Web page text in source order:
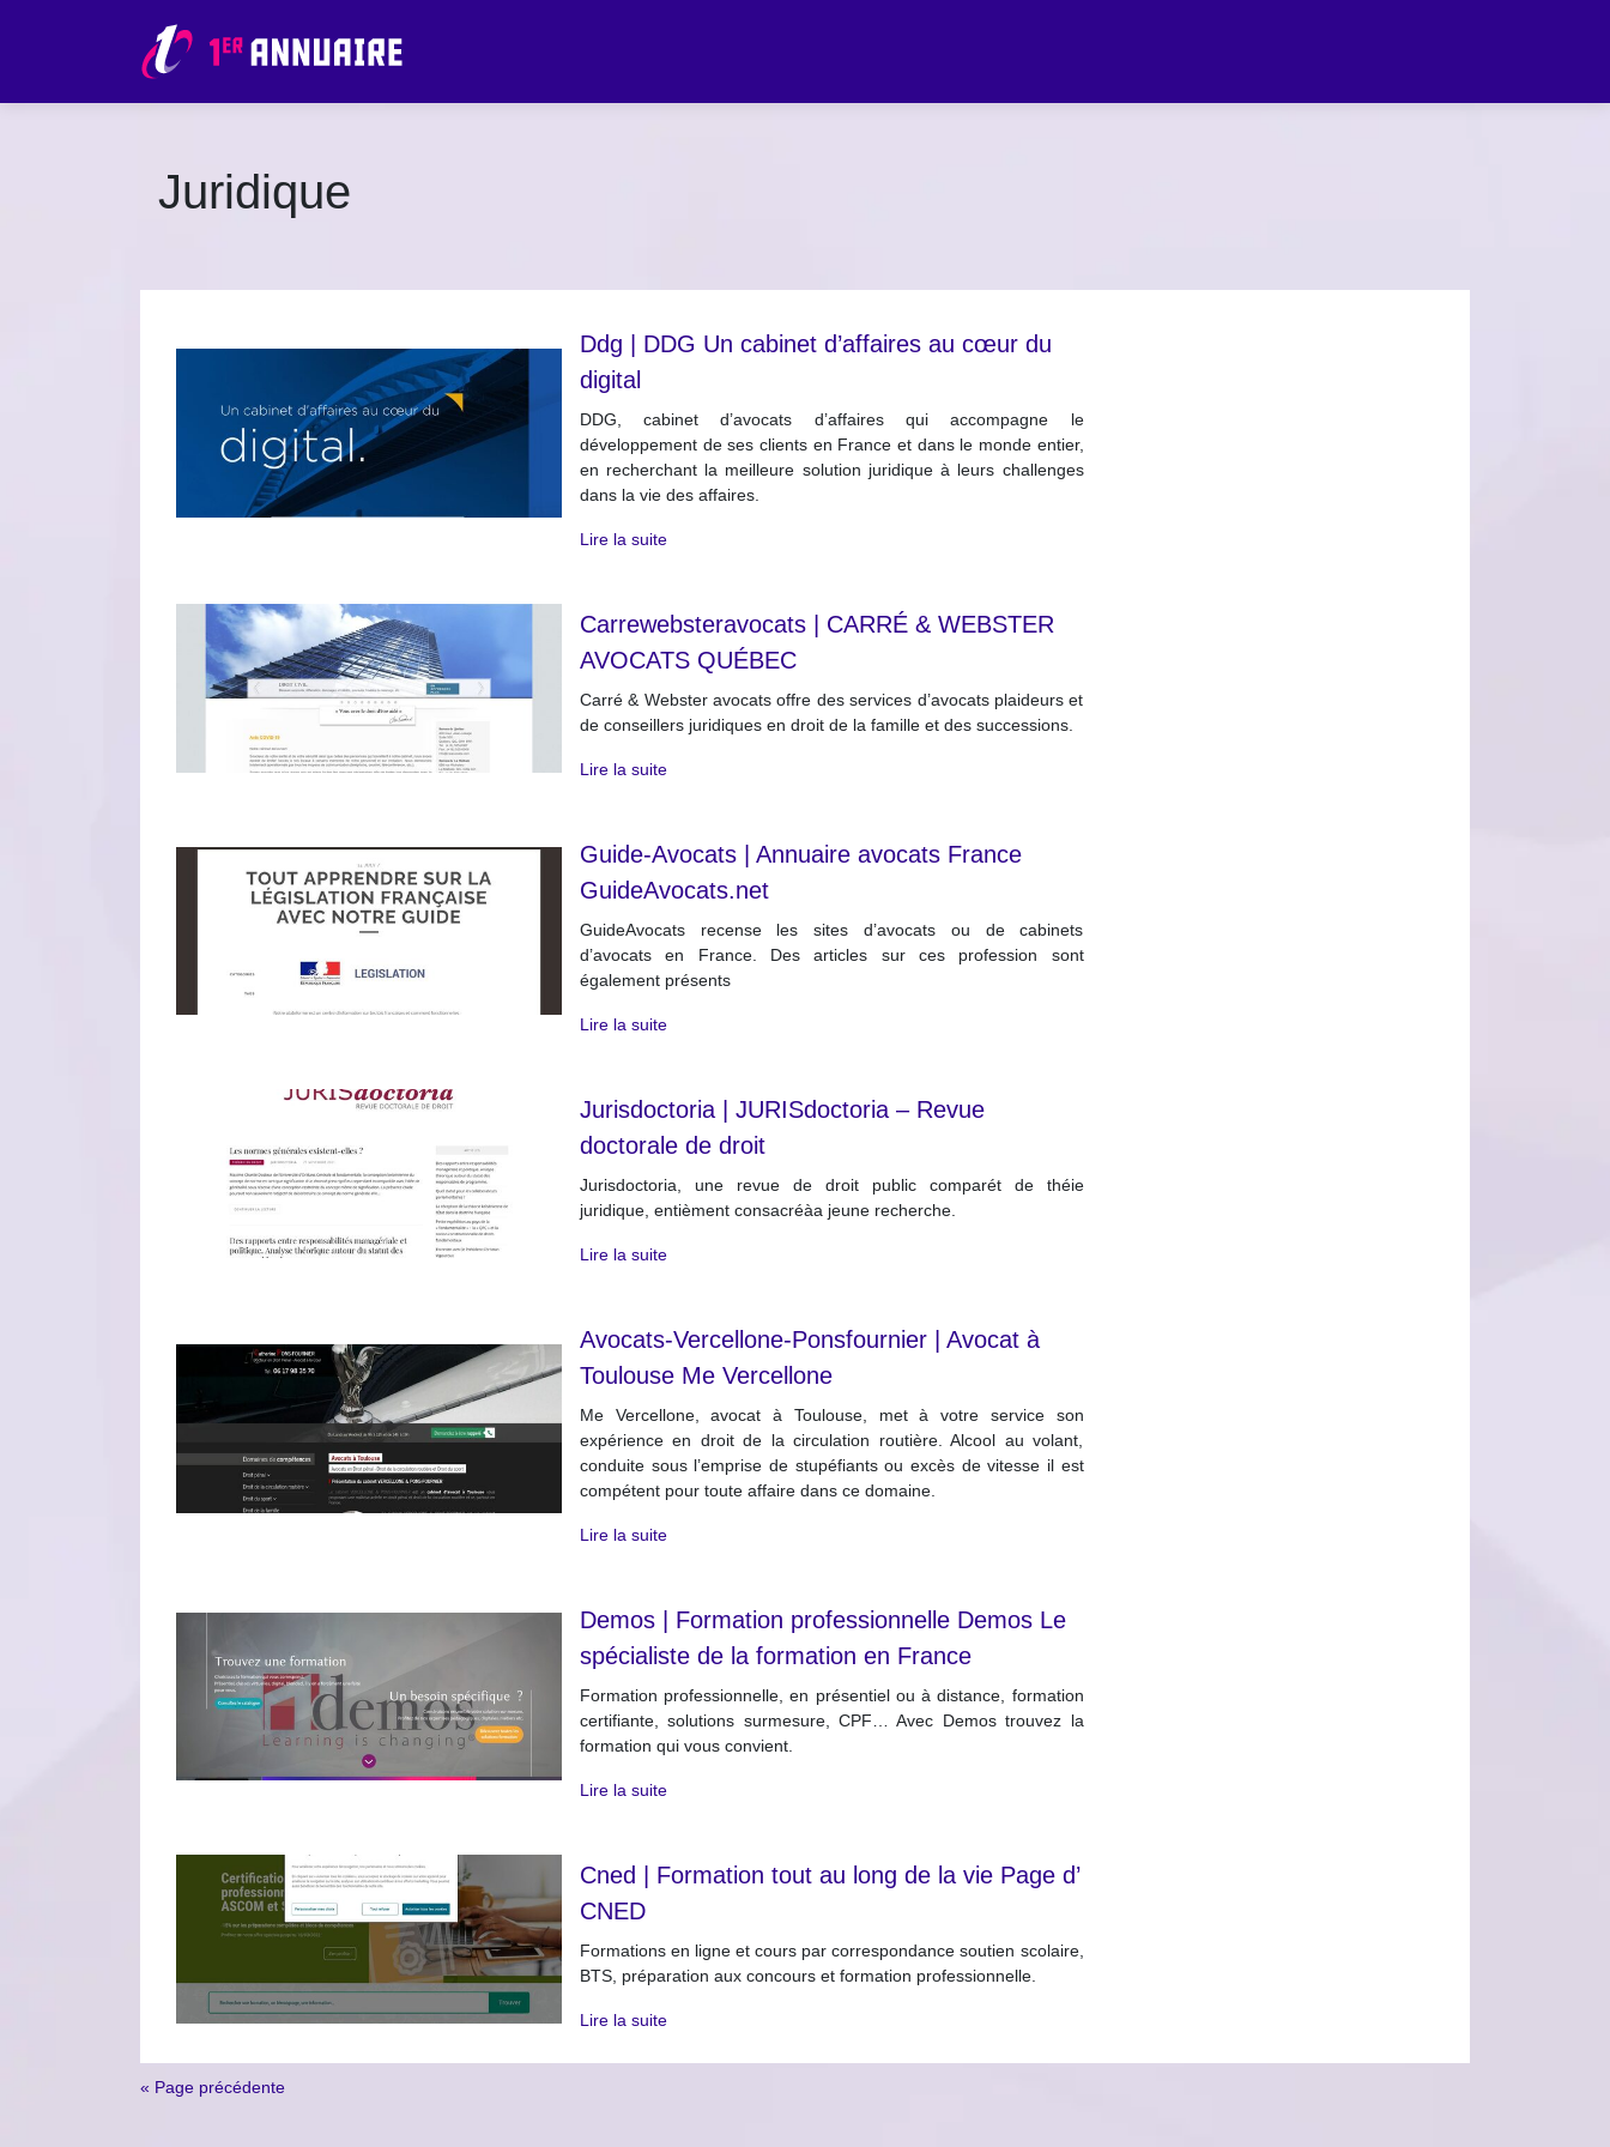
Juridique
Ddg | DDG Un cabinet d’affaires au cœur du
digital
DDG, cabinet d’avocats d’affaires qui accompagne le
développement de ses clients en France et dans le monde entier,
en recherchant la meilleure solution juridique à leurs challenges
dans la vie des affaires.
Lire la suite
Carrewebsteravocats | CARRÉ & WEBSTER
AVOCATS QUÉBEC
Carré & Webster avocats offre des services d’avocats plaideurs et
de conseillers juridiques en droit de la famille et des successions.
Lire la suite
Guide-Avocats | Annuaire avocats France
GuideAvocats.net
GuideAvocats recense les sites d’avocats ou de cabinets
d’avocats en France. Des articles sur ces profession sont
également présents
Lire la suite
Jurisdoctoria | JURIS­docto­ria – Revue
doctorale de droit
Jurisdoctoria, une revue de droit public comparét de théie
juridique, entièment consacréàa jeune recherche.
Lire la suite
Avocats-Vercellone-Ponsfournier | Avocat à
Toulouse Me Vercellone
Me Vercellone, avocat à Toulouse, met à votre service son
expérience en droit de la circulation routière. Alcool au volant,
conduite sous l’emprise de stupéfiants ou excès de vitesse il est
compétent pour toute affaire dans ce domaine.
Lire la suite
Demos | Formation profes­sionnel­le Demos Le
spécialiste de la formation en France
Formation professionnelle, en présentiel ou à distance, formation
certifiante, solutions surmesure, CPF… Avec Demos trouvez la
formation qui vous convient.
Lire la suite
Cned | Formation tout au long de la vie Page d’
CNED
Formations en ligne et cours par correspondance soutien scolaire,
BTS, préparation aux concours et formation professionnelle.
Lire la suite
« Page précédente